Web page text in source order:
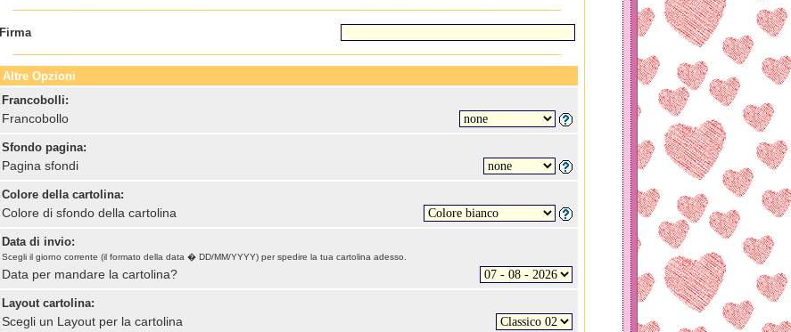
Firma
Altre Opzioni
Francobolli:
Francobollo
Sfondo pagina:
Pagina sfondi
Colore della cartolina:
Colore di sfondo della cartolina
Data di invio:
Scegli il giorno corrente (il formato della data � DD/MM/YYYY) per spedire la tua cartolina adesso.
Data per mandare la cartolina?
Layout cartolina:
Scegli un Layout per la cartolina